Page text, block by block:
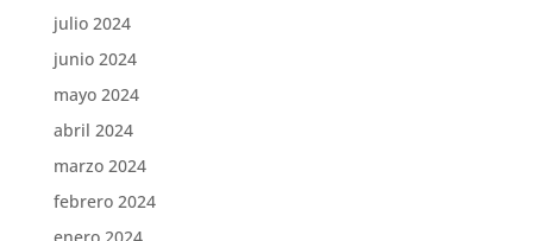
julio 2024
junio 2024
mayo 2024
abril 2024
marzo 2024
febrero 2024